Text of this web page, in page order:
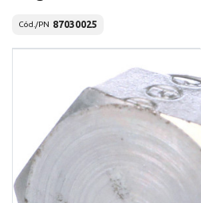
Cód./PN 87030025